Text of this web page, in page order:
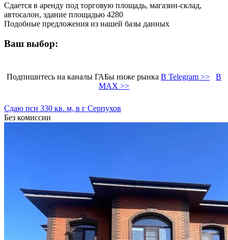
Сдается в аренду под торговую площадь, магазин-склад,
автосалон, здание площадью 4280
Подобные предложения из нашей базы данных
Ваш выбор:
Подпишитесь на каналы ГАБы ниже рынка В Telegram >>
В
MAX >>
Сдаю псн 330 кв. м, в г Серпухов
Без комиссии